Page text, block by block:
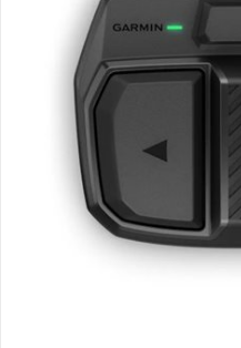
Suzumar - Gummibåtar
Honda - Utombordare
HonWave - Gummibåtar
Honda - Elverk & Pumpar
Tohatsu - Utombordare
Minn Kota - elmotorer